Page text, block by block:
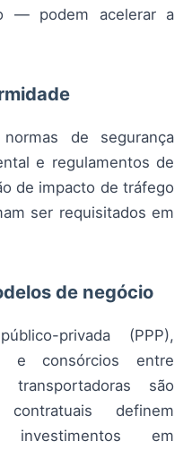
— podem acelerar a
de segurança
e regulamentos de
de impacto de tráfego
ser requisitados em
de negócio
privada (PPP),
e consórcios entre
são
contratuais definem
investimentos em